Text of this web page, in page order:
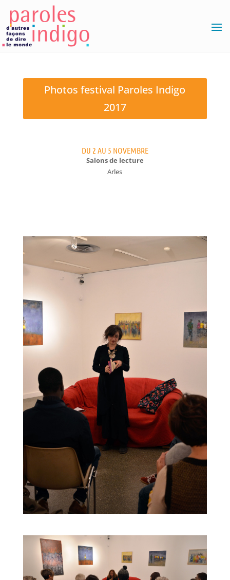
Photos festival Paroles Indigo
2017
DU 2 AU 5 NOVEMBRE
Salons de lecture
Arles